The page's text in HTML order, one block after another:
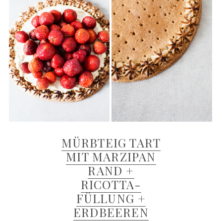
MÜRBTEIG TART
MIT MARZIPAN
RAND +
RICOTTA-
FÜLLUNG +
ERDBEEREN